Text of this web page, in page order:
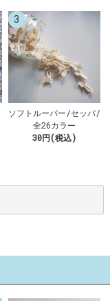
3
ソフトルーパー/セッパ/
全26カラー
30円(税込)